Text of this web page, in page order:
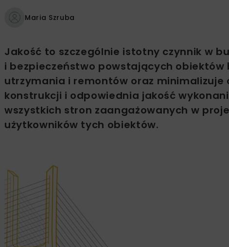
Maria Szruba
Jakość to szczególnie istotny czynnik w
i bezpieczeństwo powstających obiektów
utrzymania i remontów oraz minimalizuje
konstrukcji i odpowiednia jakość
wszystkich stron zaangażowanych w
użytkowników tych obiektów.